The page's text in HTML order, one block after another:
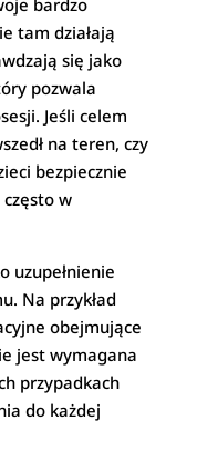
bardzo
tam działają
się jako
pozwala
Jeśli celem
na teren, czy
bezpiecznie
w
uzupełnienie
Na przykład
obejmujące
jest wymagana
przypadkach
do każdej